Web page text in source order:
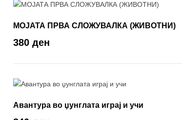
МОЈАТА ПРВА СЛОЖУВАЛКА (ЖИВОТНИ)
380 ден
Авантура во џунглата играј и учи